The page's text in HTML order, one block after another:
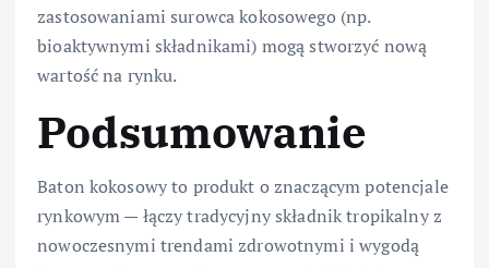
zastosowaniami surowca kokosowego (np.
bioaktywnymi składnikami) mogą stworzyć nową
wartość na rynku.
Podsumowanie
Baton kokosowy to produkt o znaczącym potencjale
rynkowym — łączy tradycyjny składnik tropikalny z
nowoczesnymi trendami zdrowotnymi i wygodą